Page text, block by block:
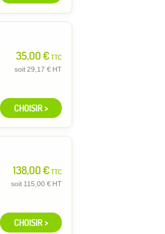
35,00 €TTC
soit 29,17 € HT
CHOISIR >
138,00 €TTC
soit 115,00 € HT
CHOISIR >